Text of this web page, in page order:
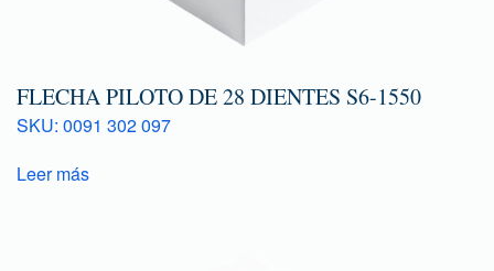
FLECHA PILOTO DE 28 DIENTES S6-1550
SKU: 0091 302 097
Leer más